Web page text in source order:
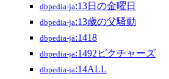
dbpedia-ja:13日の金曜日
dbpedia-ja:13歳の父騒動
dbpedia-ja:1418
dbpedia-ja:1492ピクチャーズ
dbpedia-ja:14ALL